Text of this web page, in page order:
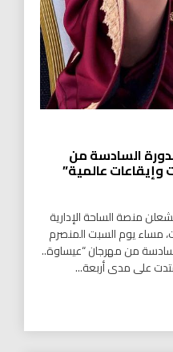
السادسة من
عالمية”
منصة الساحة الإدارية
مساء يوم السبت المنصرم
من مهرجان “عيساوة..
على مدى أربعة...